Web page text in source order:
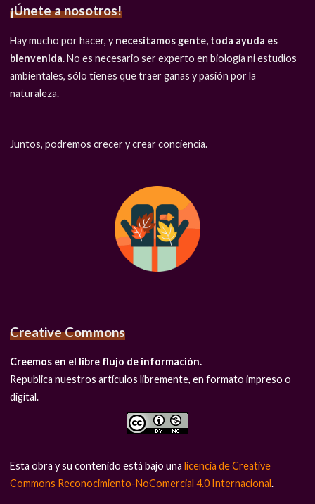
¡Únete a nosotros!
Hay mucho por hacer, y necesitamos gente, toda ayuda es
bienvenida. No es necesario ser experto en biología ni estudios
ambientales, sólo tienes que traer ganas y pasión por la
naturaleza.
Juntos, podremos crecer y crear conciencia.
Creative Commons
Creemos en el libre flujo de información.
Republica nuestros artículos libremente, en formato impreso o
digital.
Esta obra y su contenido está bajo unalicencia de Creative
Commons Reconocimiento-NoComercial 4.0 Internacional.